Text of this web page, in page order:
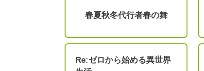
春夏秋冬代行者春の舞
Re:ゼロから始める異世界